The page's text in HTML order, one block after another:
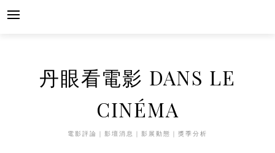
Skip
丹眼看電影 DANS LE
CINÉMA
電影評論｜影壇消息｜影展動態｜獎季分析